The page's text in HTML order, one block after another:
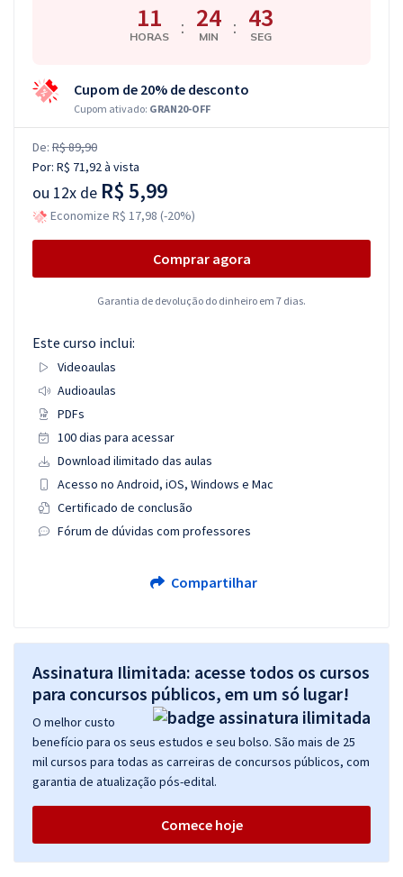
11
HORAS : 24
MIN : 42
SEG
Cupom de 20% de desconto
Cupom ativado: GRAN20-OFF
De: R$ 89,90
Por: R$ 71,92à vista
ou 12x de R$ 5,99
Economize R$ 17,98 (-20%)
Comprar agora
Garantia de devolução do dinheiro em 7 dias.
Este curso inclui:
Videoaulas
Audioaulas
PDFs
100 dias para acessar
Download ilimitado das aulas
Acesso no Android, iOS, Windows e Mac
Certificado de conclusão
Fórum de dúvidas com professores
Compartilhar
Assinatura Ilimitada: acesse todos os cursos
para concursos públicos, em um só lugar!
O melhor custo
benefício para os seus estudos e seu bolso. São mais de 25
mil cursos para todas as carreiras de concursos públicos, com
garantia de atualização pós-edital.
Comece hoje